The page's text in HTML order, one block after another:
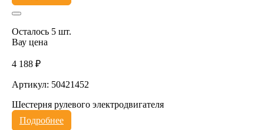
Осталось 5 шт.
Вау цена
4 188 ₽
Артикул: 50421452
Шестерня рулевого электродвигателя
Подробнее